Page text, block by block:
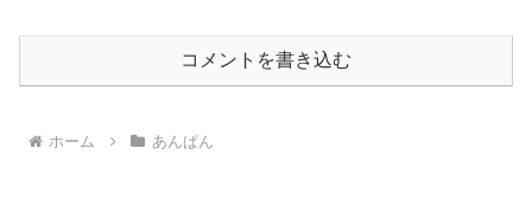
コメントを書き込む
ホーム あんぱん